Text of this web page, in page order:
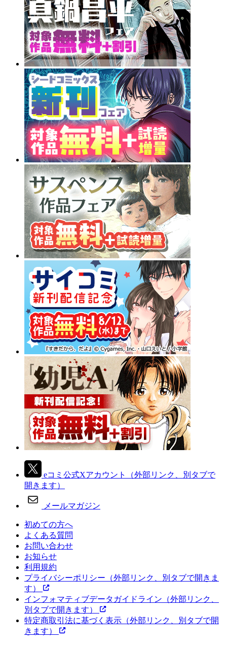
eコミ公式Xアカウント
（外部リンク、別タブで
開きます）
メールマガジン
初めての方へ
よくある質問
お問い合わせ
お知らせ
利用規約
プライバシーポリシー （外部リンク、別タブで開きま
す）
インフォマティブデータガイドライン （外部リンク、
別タブで開きます）
特定商取引法に基づく表示 （外部リンク、別タブで開
きます）